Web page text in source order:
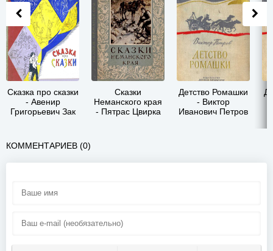
Сказка про сказки
- Авенир
Григорьевич Зак
Сказки
Неманского края
- Пятрас Цвирка
Детство Ромашки
- Виктор
Иванович Петров
КОММЕНТАРИЕВ (0)